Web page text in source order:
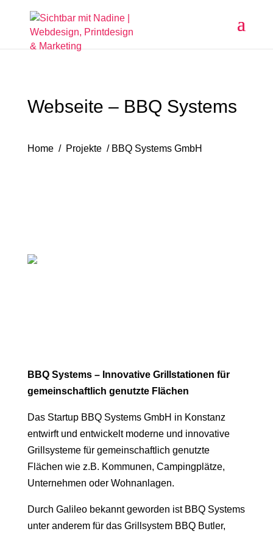
Webseite – BBQ Systems
Home / Projekte / BBQ Systems GmbH
BBQ Systems – Innovative Grillstationen für
gemeinschaftlich genutzte Flächen
Das Startup BBQ Systems GmbH in Konstanz
entwirft und entwickelt moderne und innovative
Grillsysteme für gemeinschaftlich genutzte
Flächen wie z.B. Kommunen, Campingplätze,
Unternehmen oder Wohnanlagen.
Durch Galileo bekannt geworden ist BBQ Systems
unter anderem für das Grillsystem BBQ Butler,